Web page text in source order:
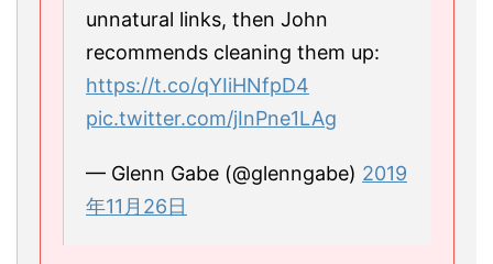
unnatural links, then John
recommends cleaning them up:
https://t.co/qYIiHNfpD4
pic.twitter.com/jInPne1LAg
— Glenn Gabe (@glenngabe) 2019
年11月26日